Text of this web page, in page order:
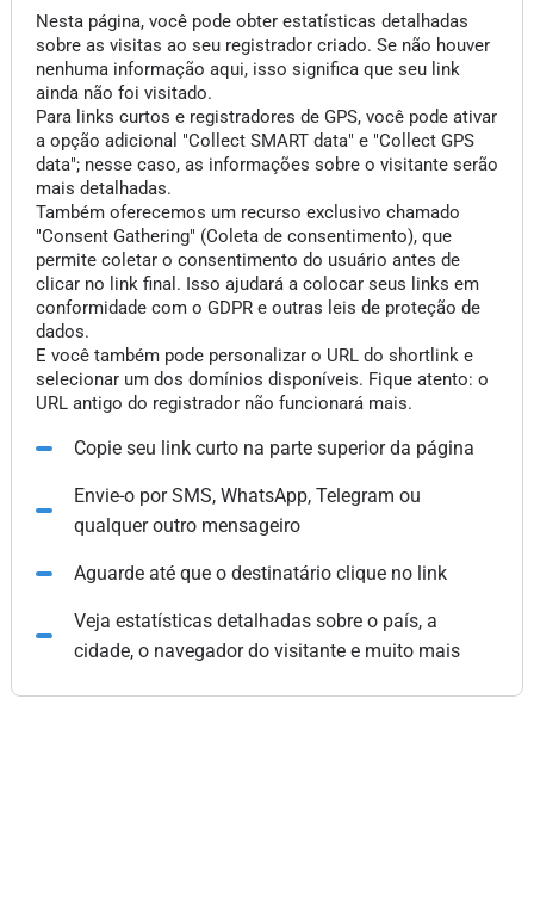
Nesta página, você pode obter estatísticas detalhadas
sobre as visitas ao seu registrador criado. Se não houver
nenhuma informação aqui, isso significa que seu link
ainda não foi visitado.
Para links curtos e registradores de GPS, você pode ativar
a opção adicional "Collect SMART data" e "Collect GPS
data"; nesse caso, as informações sobre o visitante serão
mais detalhadas.
Também oferecemos um recurso exclusivo chamado
"Consent Gathering" (Coleta de consentimento), que
permite coletar o consentimento do usuário antes de
clicar no link final. Isso ajudará a colocar seus links em
conformidade com o GDPR e outras leis de proteção de
dados.
E você também pode personalizar o URL do shortlink e
selecionar um dos domínios disponíveis. Fique atento: o
URL antigo do registrador não funcionará mais.
Copie seu link curto na parte superior da página
Envie-o por SMS, WhatsApp, Telegram ou
qualquer outro mensageiro
Aguarde até que o destinatário clique no link
Veja estatísticas detalhadas sobre o país, a
cidade, o navegador do visitante e muito mais